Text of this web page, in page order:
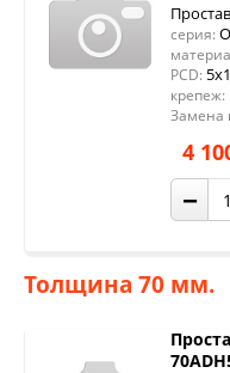
серия:
PCD:
крепеж:
Замена
4
−
Толщина 70 мм.